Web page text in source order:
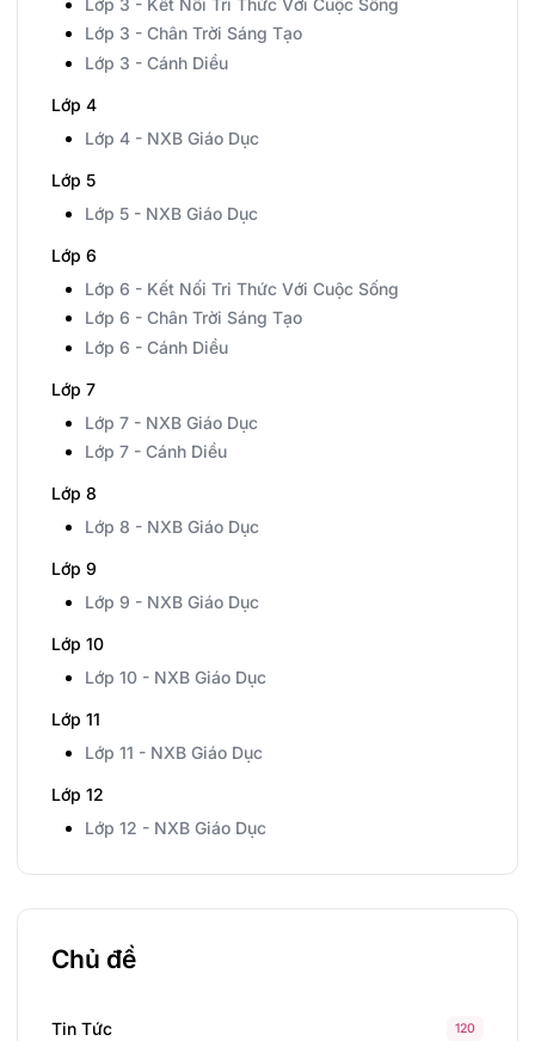
Lớp 3 - Chân Trời Sáng Tạo
Lớp 3 - Cánh Diều
Lớp 4
Lớp 4 - NXB Giáo Dục
Lớp 5
Lớp 5 - NXB Giáo Dục
Lớp 6
Lớp 6 - Kết Nối Tri Thức Với Cuộc Sống
Lớp 6 - Chân Trời Sáng Tạo
Lớp 6 - Cánh Diều
Lớp 7
Lớp 7 - NXB Giáo Dục
Lớp 7 - Cánh Diều
Lớp 8
Lớp 8 - NXB Giáo Dục
Lớp 9
Lớp 9 - NXB Giáo Dục
Lớp 10
Lớp 10 - NXB Giáo Dục
Lớp 11
Lớp 11 - NXB Giáo Dục
Lớp 12
Lớp 12 - NXB Giáo Dục
Chủ đề
Tin Tức 120